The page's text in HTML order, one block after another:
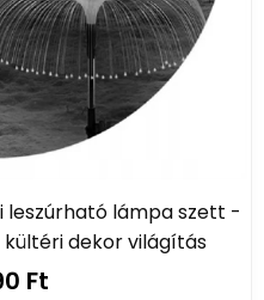
leszúrható lámpa szett -
kültéri dekor világítás
Ft